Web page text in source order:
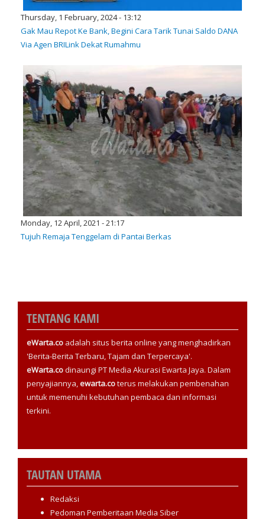
Thursday, 1 February, 2024 - 13:12
Gak Mau Repot Ke Bank, Begini Cara Tarik Tunai Saldo DANA
Via Agen BRILink Dekat Rumahmu
Monday, 12 April, 2021 - 21:17
Tujuh Remaja Tenggelam di Pantai Berkas
TENTANG KAMI
eWarta.co adalah situs berita online yang menghadirkan
'Berita-Berita Terbaru, Tajam dan Terpercaya'.
eWarta.codinaungi PT Media Akurasi Ewarta Jaya. Dalam
penyajiannya,ewarta.coterus melakukan pembenahan
untuk memenuhi kebutuhan pembaca dan informasi
terkini.
TAUTAN UTAMA
Redaksi
Pedoman Pemberitaan Media Siber